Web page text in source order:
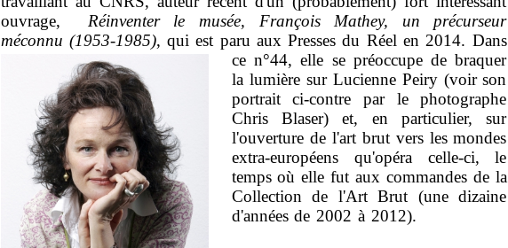
ouvrage, Réinventer le musée, François Mathey, un précurseur
méconnu (1953-1985), qui est paru aux Presses du Réel en 2014. Dans
ce n°44, elle se préoccupe de braquer
la lumière sur Lucienne Peiry (voir son
portrait ci-contre par le photographe
Chris Blaser) et, en particulier, sur
l'ouverture de l'art brut vers les mondes
extra-européens qu'opéra celle-ci, le
temps où elle fut aux commandes de la
Collection de l'Art Brut (une dizaine
d'années de 2002 à 2012).